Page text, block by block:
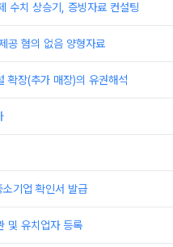
수치 상승기, 증빙자료 컨설팅
공 혐의 없음 양형자료
확장(추가 매장)의 유권해석
기업 확인서 발급
및 유치업자 등록